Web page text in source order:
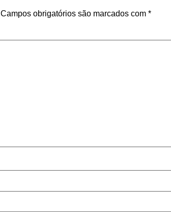
Campos obrigatórios são marcados com *